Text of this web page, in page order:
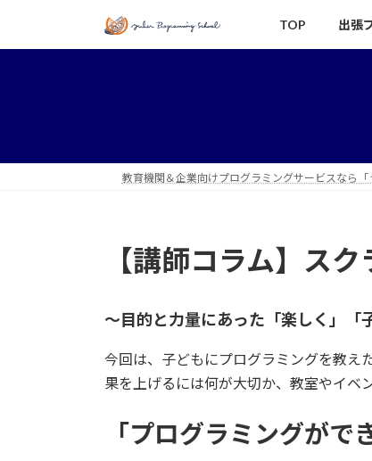
テ
キ
ゲ
に
TOP 出張
教育機関＆企業向けプログラミングサービスなら「
【講師コラム】ス
〜目的と力量にあった「楽しく」「
今回は、子どもにプログラミングを教え
果を上げるには何が大切か、教室やイベ
「プログラミングが